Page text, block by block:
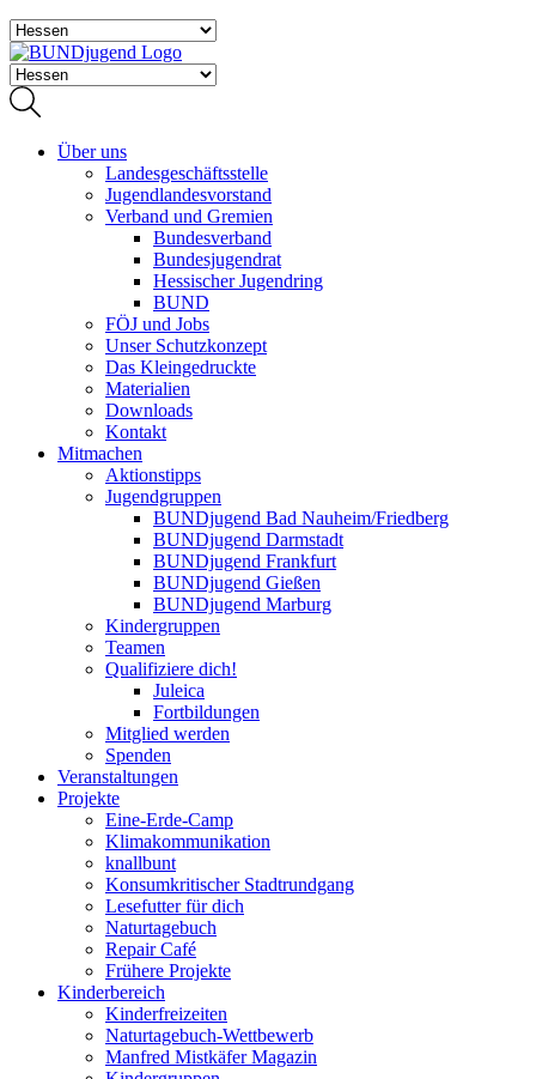
Über uns
Landesgeschäftsstelle
Jugendlandesvorstand
Verband und Gremien
Bundesverband
Bundesjugendrat
Hessischer Jugendring
BUND
FÖJ und Jobs
Unser Schutzkonzept
Das Kleingedruckte
Materialien
Downloads
Kontakt
Mitmachen
Aktionstipps
Jugendgruppen
BUNDjugend Bad Nauheim/Friedberg
BUNDjugend Darmstadt
BUNDjugend Frankfurt
BUNDjugend Gießen
BUNDjugend Marburg
Kindergruppen
Teamen
Qualifiziere dich!
Juleica
Fortbildungen
Mitglied werden
Spenden
Veranstaltungen
Projekte
Eine-Erde-Camp
Klimakommunikation
knallbunt
Konsumkritischer Stadtrundgang
Lesefutter für dich
Naturtagebuch
Repair Café
Frühere Projekte
Kinderbereich
Kinderfreizeiten
Naturtagebuch-Wettbewerb
Manfred Mistkäfer Magazin